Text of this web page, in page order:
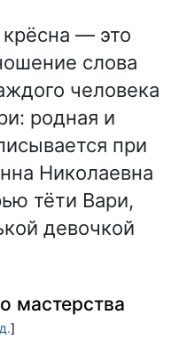
— это
слова
человека
родная и
при
Николаевна
тёти Вари,
девочкой
мастерства
]